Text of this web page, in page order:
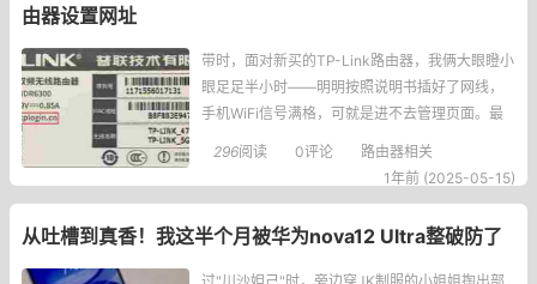
由器设置网址
带时，面对新买的TP-Link路由器，我俩大眼瞪小
眼足足半小时——明明按照说明书插好了网线，
手机WiFi信号满格，可就是进不去管理页面。最
后发现竟是输错了登录地址！这段经历让我深刻
体会到，路由器设置的每个细节都至关重要。下
址说
296阅读 0评论
路由器相关
1年前 (2025-05-15)
从吐槽到真香！我这半个月被华为nova12 Ultra整破防了